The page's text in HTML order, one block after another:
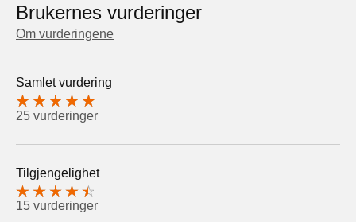
Brukernes vurderinger
Om vurderingene
Samlet vurdering
25 vurderinger
Tilgjengelighet
15 vurderinger